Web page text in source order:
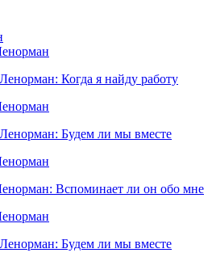
Когда я найду работу
Будем ли мы вместе
Вспоминает ли он обо мне
Будем ли мы вместе